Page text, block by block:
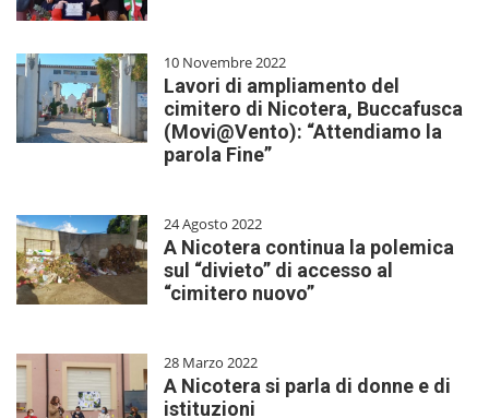
10 Novembre 2022
Lavori di ampliamento del
cimitero di Nicotera, Buccafusca
(Movi@Vento): “Attendiamo la
parola Fine”
24 Agosto 2022
A Nicotera continua la polemica
sul “divieto” di accesso al
“cimitero nuovo”
28 Marzo 2022
A Nicotera si parla di donne e di
istituzioni